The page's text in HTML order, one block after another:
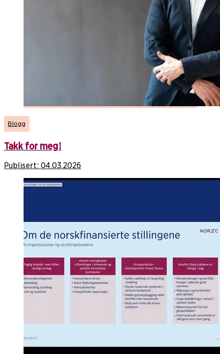
Blogg
Takk for meg!
Publisert: 04.03.2026